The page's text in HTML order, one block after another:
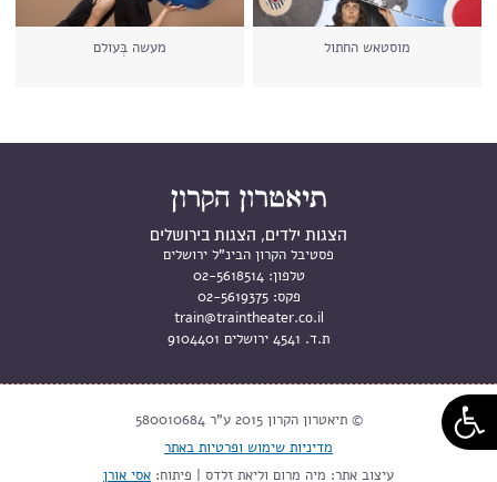
מוסטאש החתול מעשה בְּעולם
הצגות ילדים, הצגות בירושלים
פסטיבל הקרון הבינ"ל ירושלים
טלפון: 02-5618514
פקס: 02-5619375
train@traintheater.co.il
ת.ד. 4541 ירושלים 9104401
© תיאטרון הקרון 2015 ע"ר 580010684
מדיניות שימוש ופרטיות באתר
עיצוב אתר: מיה מרום וליאת זלדס | פיתוח: אסי אורן